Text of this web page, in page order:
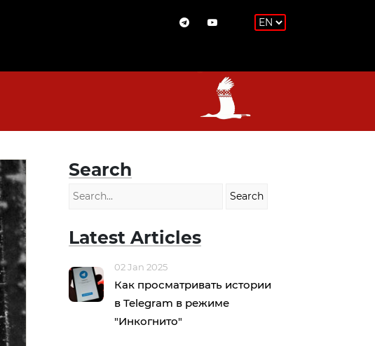
Search
Latest Articles
02 Jan 2025
Как просматривать истории
в Telegram в режиме
"Инкогнито"